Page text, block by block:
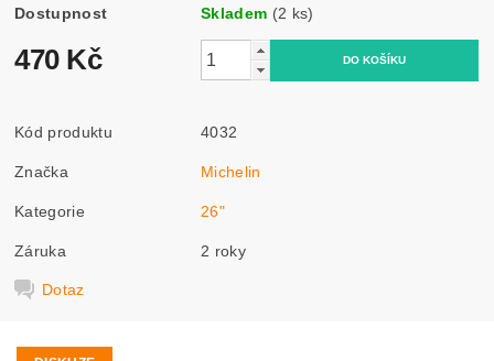
Dostupnost Skladem (2 ks)
470 Kč
Kód produktu 4032
Značka Michelin
Kategorie 26"
Záruka 2 roky
Dotaz